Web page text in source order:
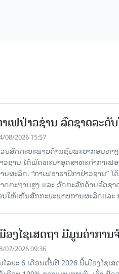
ເຟປ່າວຊ່ານ ລົດຊາດລະດັ
08/2026 15:57
ຍສັກກະຍະພາບດ້ານຊັບພະຍາກອນທາ
ວຊານ ໄດ້ພັດທະນາອຸດສາຫະກຳກາເຟ
ນຜະລິດ. “ກາເຟອາຣາບີກາປ່າວຊານ
ດຕະຖານສູງ ແລະ ອັດຕະລັກດ້ານລົດຊ
ໃຫ້ເຫັນສັກກະຍະພາບການຜະລິດແລະ
ອງໄຊເສດຖາ ມີມູນຄ່າກາ
07/2026 09:36
ໄລຍະ 6 ເດືອນຕົ້ນປີ 2026 ນີ້ເມືອງໄຊ